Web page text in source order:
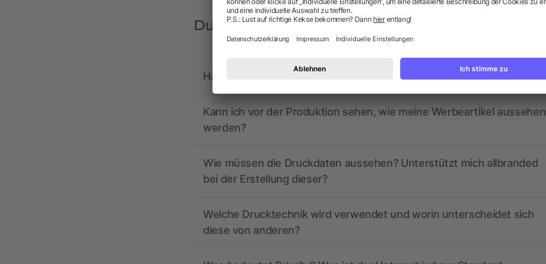
Du hast Fragen? Wir haben die Antworten.
Hat allbranded derzeit aktive Gutscheincodes?
Kann ich vor der Produktion sehen, wie meine Werbeartikel aussehen
werden?
Wie müssen die Druckdaten aussehen? Unterstützt mich allbranded
bei der Erstellung dieser?
Welche Drucktechnik wird verwendet und worin unterscheidet sich
diese von anderen?